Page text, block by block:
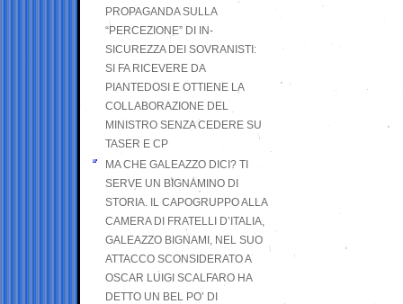
PROPAGANDA SULLA
“PERCEZIONE” DI IN-
SICUREZZA DEI SOVRANISTI:
SI FA RICEVERE DA
PIANTEDOSI E OTTIENE LA
COLLABORAZIONE DEL
MINISTRO SENZA CEDERE SU
TASER E CP
MA CHE GALEAZZO DICI? TI
SERVE UN BIGNAMINO DI
STORIA. IL CAPOGRUPPO ALLA
CAMERA DI FRATELLI D’ITALIA,
GALEAZZO BIGNAMI, NEL SUO
ATTACCO SCONSIDERATO A
OSCAR LUIGI SCALFARO HA
DETTO UN BEL PO’ DI